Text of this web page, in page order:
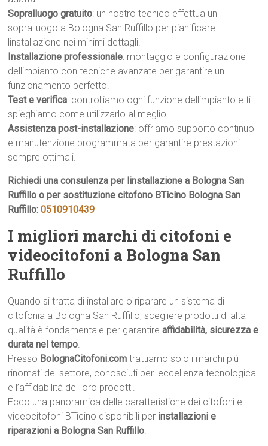
Sopralluogo gratuito: un nostro tecnico effettua un
sopralluogo a Bologna San Ruffillo per pianificare
linstallazione nei minimi dettagli.
Installazione professionale: montaggio e configurazione
dellimpianto con tecniche avanzate per garantire un
funzionamento perfetto.
Test e verifica: controlliamo ogni funzione dellimpianto e ti
spieghiamo come utilizzarlo al meglio.
Assistenza post-installazione: offriamo supporto continuo
e manutenzione programmata per garantire prestazioni
sempre ottimali.
Richiedi una consulenza per linstallazione a Bologna San
Ruffillo o per sostituzione citofono BTicino Bologna San
Ruffillo: 0510910439
I migliori marchi di citofoni e
videocitofoni a Bologna San
Ruffillo
Quando si tratta di installare o riparare un sistema di
citofonia a Bologna San Ruffillo, scegliere prodotti di alta
qualità è fondamentale per garantireaffidabilità, sicurezza e
durata nel tempo.
Presso BolognaCitofoni.com trattiamo solo i marchi più
rinomati del settore, conosciuti per leccellenza tecnologica
e l’affidabilità dei loro prodotti.
Ecco una panoramica delle caratteristiche dei citofoni e
videocitofoni BTicino disponibili per installazioni e
riparazioni a Bologna San Ruffillo.